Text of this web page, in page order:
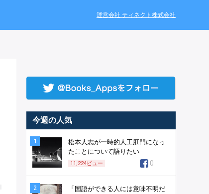
運営会社 ティネクト株式会社
今週の人気
1
松本人志が一時的人工肛門になっ
たことについて語りたい
11,224ビュー 0
2
「国語ができる人には意味不明だ